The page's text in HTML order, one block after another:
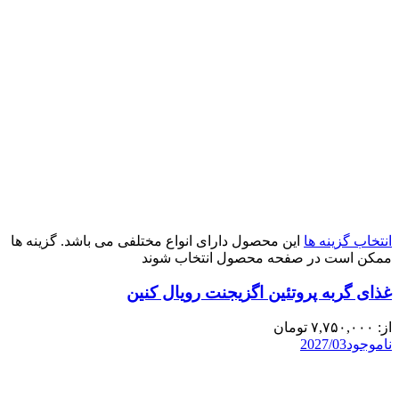
انتخاب گزینه ها این محصول دارای انواع مختلفی می باشد. گزینه ها
ممکن است در صفحه محصول انتخاب شوند
غذای گربه پروتئین اگزیجنت رویال کنین
از: ۷,۷۵۰,۰۰۰ تومان
ناموجود2027/03